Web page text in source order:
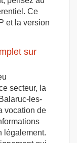
Ce
et la version
sur
secteur, la
les-
vocation de
légalement.